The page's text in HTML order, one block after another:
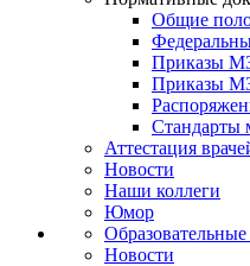
Общие
Приказы
Приказы МЗ
Стандарты
Аттестация
Новости
Наши коллеги
Юмор
Новости